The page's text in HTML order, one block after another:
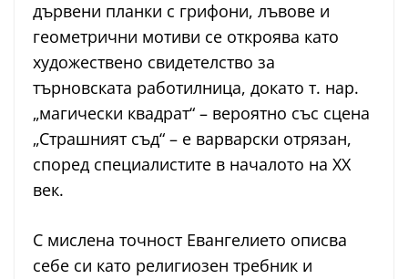
дървени планки с грифони, лъвове и
геометрични мотиви се откроява като
художествено свидетелство за
търновската работилница, докато т. нар.
„магически квадрат“ – вероятно със сцена
„Страшният съд“ – е варварски отрязан,
според специалистите в началото на ХХ
век.
С мислена точност Евангелието описва
себе си като религиозен требник и